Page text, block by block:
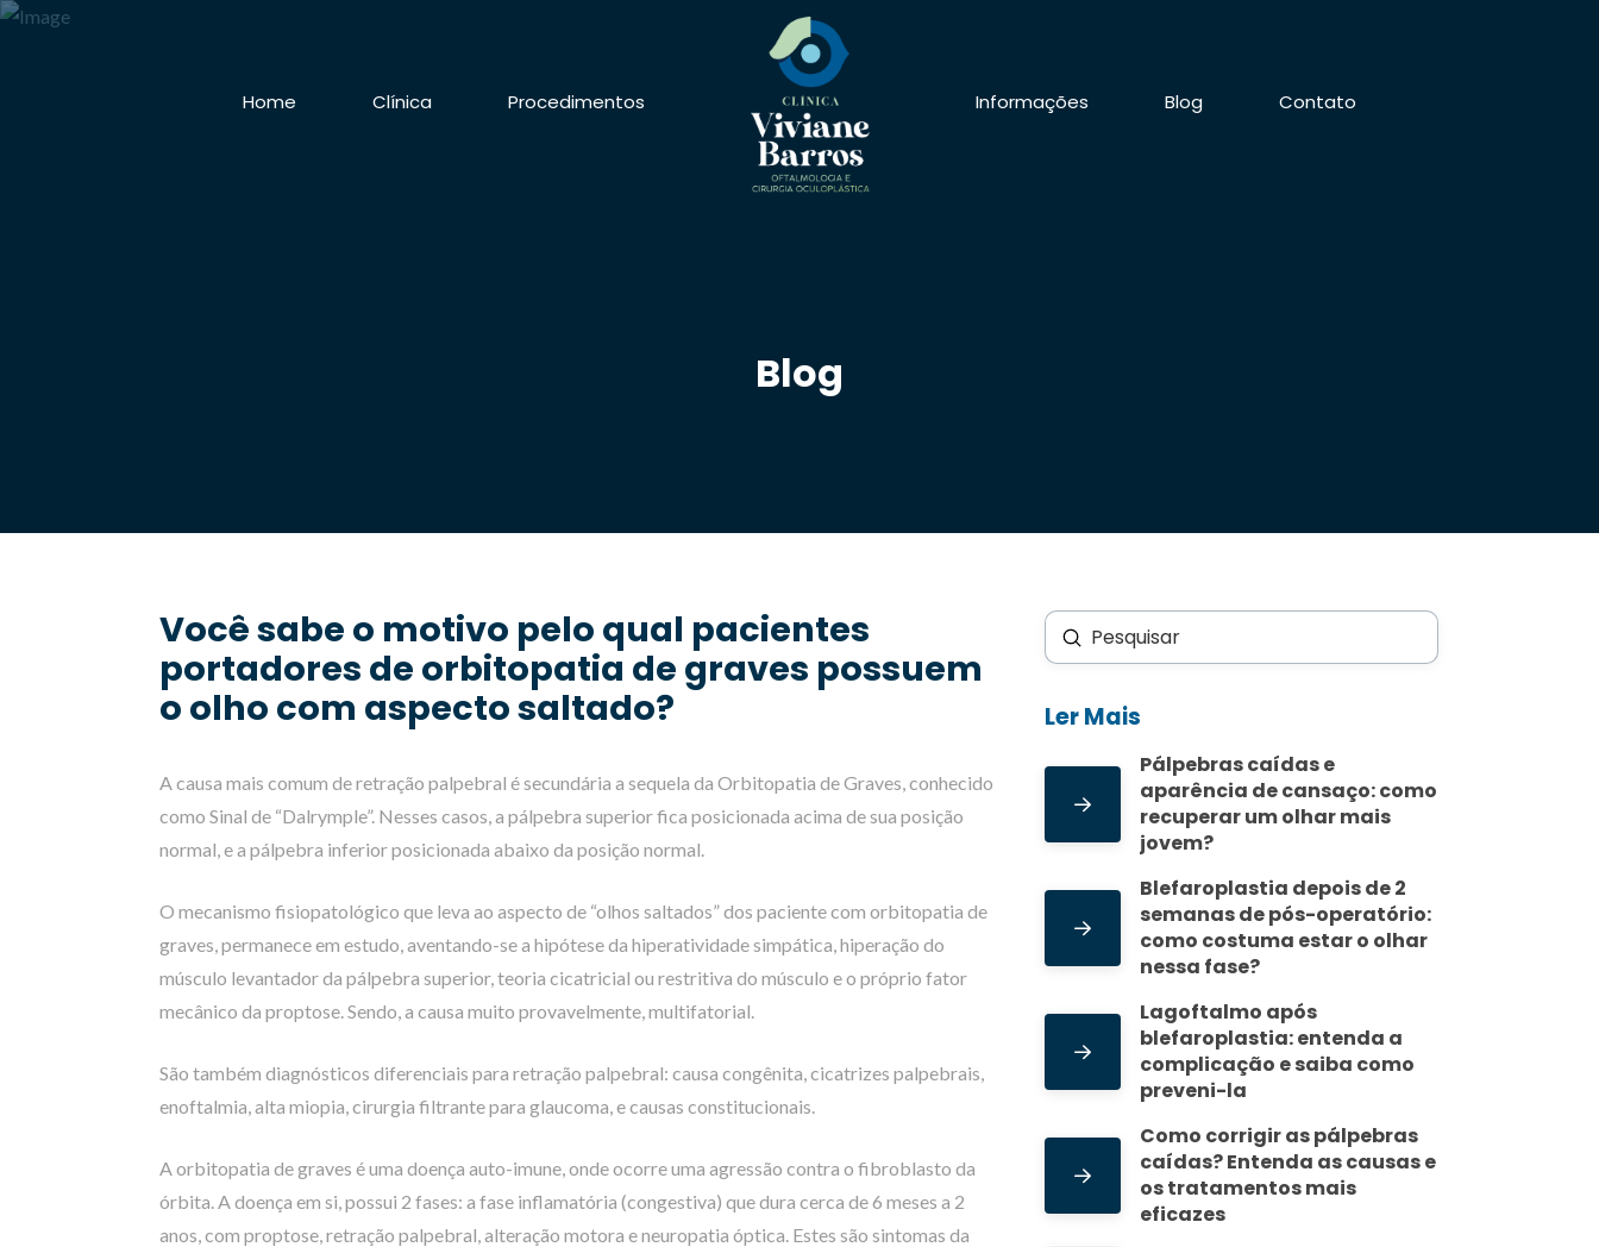
Home Clínica Procedimentos Informações Blog Contato
Blog
Você sabe o motivo pelo qual pacientes
portadores de orbitopatia de graves possuem
o olho com aspecto saltado?
A causa mais comum de retração palpebral é secundária a sequela da Orbitopatia de Graves, conhecido
como Sinal de “Dalrymple”. Nesses casos, a pálpebra superior fica posicionada acima de sua posição
normal, e a pálpebra inferior posicionada abaixo da posição normal.
O mecanismo fisiopatológico que leva ao aspecto de “olhos saltados” dos paciente com orbitopatia de
graves, permanece em estudo, aventando-se a hipótese da hiperatividade simpática, hiperação do
músculo levantador da pálpebra superior, teoria cicatricial ou restritiva do músculo e o próprio fator
mecânico da proptose. Sendo, a causa muito provavelmente, multifatorial.
São também diagnósticos diferenciais para retração palpebral: causa congênita, cicatrizes palpebrais,
enoftalmia, alta miopia, cirurgia filtrante para glaucoma, e causas constitucionais.
A orbitopatia de graves é uma doença auto-imune, onde ocorre uma agressão contra o fibroblasto da
órbita. A doença em si, possui 2 fases: a fase inflamatória (congestiva) que dura cerca de 6 meses a 2
anos, com proptose, retração palpebral, alteração motora e neuropatia óptica. Estes são sintomas da
Buscar
Enviar
Ler Mais
Pálpebras caídas e
aparência de cansaço: como
recuperar um olhar mais
jovem?
Blefaroplastia depois de 2
semanas de pós-operatório:
como costuma estar o olhar
nessa fase?
Lagoftalmo após
blefaroplastia: entenda a
complicação e saiba como
preveni-la
Como corrigir as pálpebras
caídas? Entenda as causas e
os tratamentos mais
eficazes